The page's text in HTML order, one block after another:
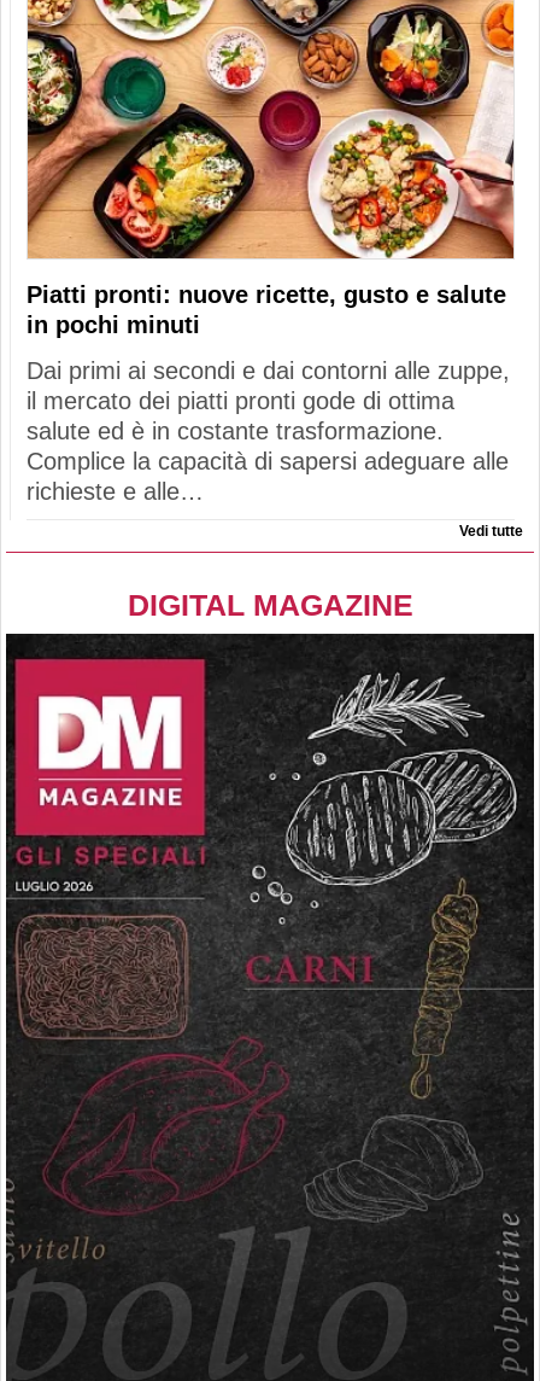
Piatti pronti: nuove ricette, gusto e salute
in pochi minuti
Dai primi ai secondi e dai contorni alle zuppe,
il mercato dei piatti pronti gode di ottima
salute ed è in costante trasformazione.
Complice la capacità di sapersi adeguare alle
richieste e alle…
Vedi tutte
DIGITAL MAGAZINE